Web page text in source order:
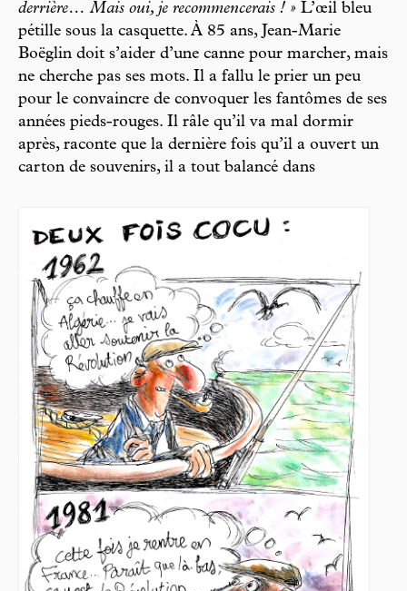
derrière… Mais oui, je recommencerais ! » L’œil bleu
pétille sous la casquette. À 85 ans, Jean-Marie
Boëglin doit s’aider d’une canne pour marcher, mais
ne cherche pas ses mots. Il a fallu le prier un peu
pour le convaincre de convoquer les fantômes de ses
années pieds-rouges. Il râle qu’il va mal dormir
après, raconte que la dernière fois qu’il a ouvert un
carton de souvenirs, il a tout balancé dans